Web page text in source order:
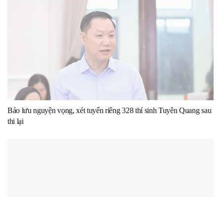
Bảo lưu nguyện vọng, xét tuyển riêng 328 thí sinh Tuyên Quang sau
thi lại